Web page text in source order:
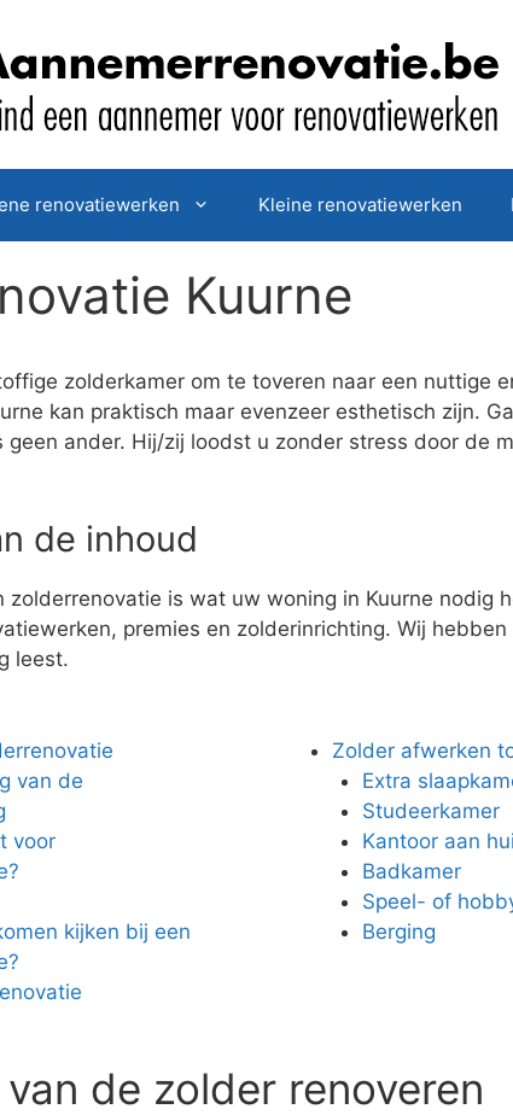
renovatiewerken Kleine renovatiewerken
Kuurne
zolderkamer om te toveren naar een nuttige
kan praktisch maar evenzeer esthetisch zijn.
geen ander. Hij/zij loodst u zonder stress door de
de inhoud
zolderrenovatie is wat uw woning in Kuurne nodig
premies en zolderinrichting. Wij
leest.
van de
voor
kijken bij een
Zolder afwerken
Extra
Studeerkamer
Kantoor aan
Badkamer
Speel- of
Berging
de zolder renoveren